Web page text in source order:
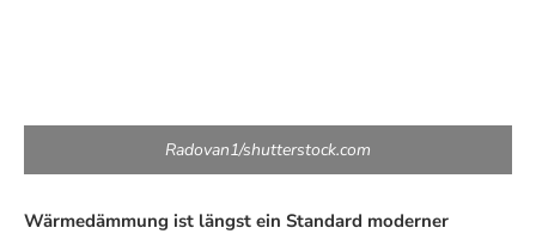
Radovan1/shutterstock.com
Wärmedämmung ist längst ein Standard moderner